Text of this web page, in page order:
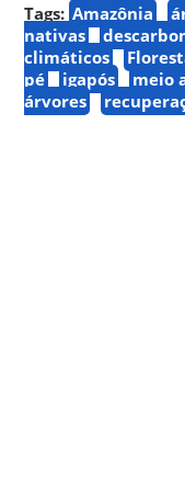
Tags: Amazônia
nativas
climáticos
pé
igapós meio
árvores